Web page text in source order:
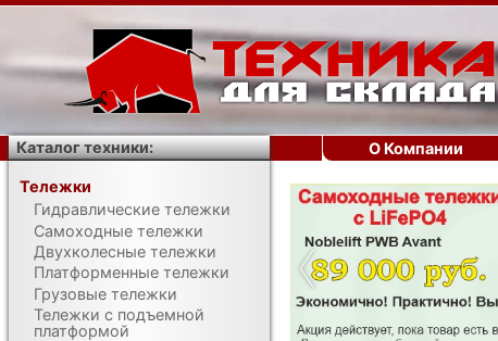
‹
О Компании
Каталог техники:
Тележки
Гидравлические тележки
Самоходные тележки
Двухколесные тележки
Платформенные тележки
Грузовые тележки
Тележки с подъемной
платформой